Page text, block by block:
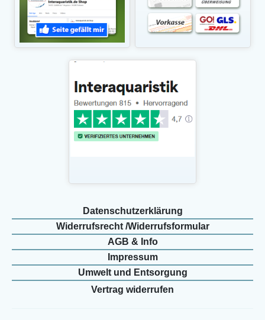
Daten­schutz­erklärung
Widerrufs­recht /Widerrufs­formular
AGB & Info
Impressum
Umwelt und Entsorgung
Vertrag widerrufen